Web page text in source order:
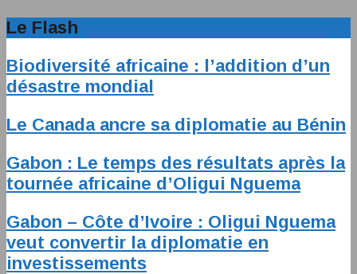
Le Flash
Biodiversité africaine : l’addition d’un
désastre mondial
Le Canada ancre sa diplomatie au Bénin
Gabon : Le temps des résultats après la
tournée africaine d’Oligui Nguema
Gabon – Côte d’Ivoire : Oligui Nguema
veut convertir la diplomatie en
investissements